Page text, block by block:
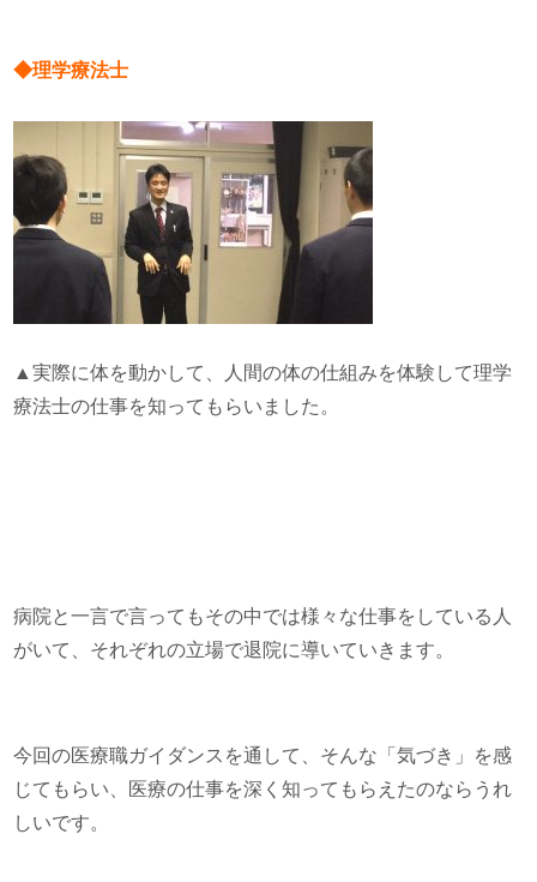
◆理学療法士
▲実際に体を動かして、人間の体の仕組みを体験して理学
療法士の仕事を知ってもらいました。
病院と一言で言ってもその中では様々な仕事をしている人
がいて、それぞれの立場で退院に導いていきます。
今回の医療職ガイダンスを通して、そんな「気づき」を感
じてもらい、医療の仕事を深く知ってもらえたのならうれ
しいです。